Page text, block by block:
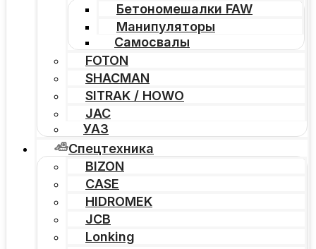
Бетономешалки FAW
Манипуляторы
Самосвалы
FOTON
SHACMAN
SITRAK / HOWO
JAC
УАЗ
Спецтехника
BIZON
CASE
HIDROMEK
JCB
Lonking